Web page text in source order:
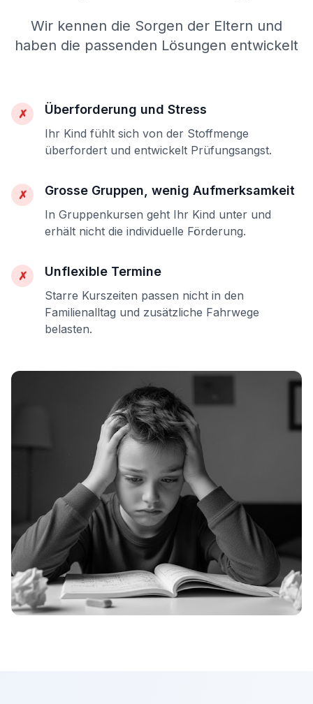
Wir kennen die Sorgen der Eltern und
haben die passenden Lösungen entwickelt
✗ Überforderung und Stress
Ihr Kind fühlt sich von der Stoffmenge
überfordert und entwickelt Prüfungsangst.
✗ Grosse Gruppen, wenig Aufmerksamkeit
In Gruppenkursen geht Ihr Kind unter und
erhält nicht die individuelle Förderung.
✗ Unflexible Termine
Starre Kurszeiten passen nicht in den
Familienalltag und zusätzliche Fahrwege
belasten.